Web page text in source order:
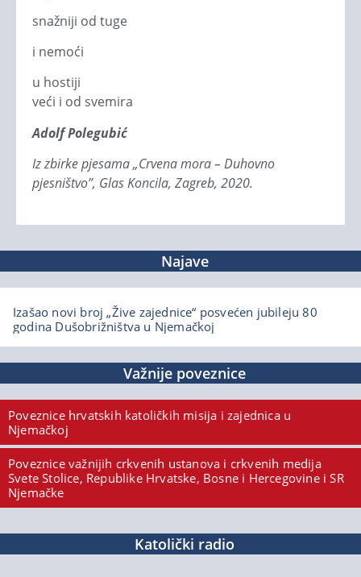
snažniji od tuge
i nemoći
u hostiji
veći i od svemira
Adolf Polegubić
Iz zbirke pjesama „Crvena mora – Duhovno
pjesništvo”, Glas Koncila, Zagreb, 2020.
Najave
Izašao novi broj „Žive zajednice“ posvećen jubileju 80
godina Dušobrižništva u Njemačkoj
Važnije poveznice
Poveznice hrvatskih katoličkih misija i zajednica u
Njemačkoj
Poveznice važnijih crkvenih ustanova i crkvenih medija
Svete Stolice, Republike Hrvatske, Bosne i Hercegovine i SR
Njemačke
Katolički radio